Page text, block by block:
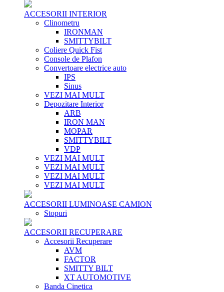
ACCESORII INTERIOR
Clinometru
IRONMAN
SMITTYBILT
Coliere Quick Fist
Console de Plafon
Convertoare electrice auto
IPS
Sinus
VEZI MAI MULT
Depozitare Interior
ARB
IRON MAN
MOPAR
SMITTYBILT
VDP
VEZI MAI MULT
VEZI MAI MULT
VEZI MAI MULT
VEZI MAI MULT
ACCESORII LUMINOASE CAMION
Stopuri
ACCESORII RECUPERARE
Accesorii Recuperare
AVM
FACTOR
SMITTY BILT
XT AUTOMOTIVE
Banda Cinetica